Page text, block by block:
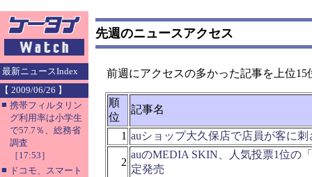
最新ニュースIndex
【 2009/06/26 】
■ 携帯フィルタリン
グ利用率は小学生
で57.7％、総務省
調査
［17:53］
■ ドコモ、スマート
先週のニュースアクセス
前週にアクセスの多かった記事を上位15
順
位
記事名
1 auショップ大久保店で店員が客に刺
2
auのMEDIA SKIN、人気投票1位の
定発売